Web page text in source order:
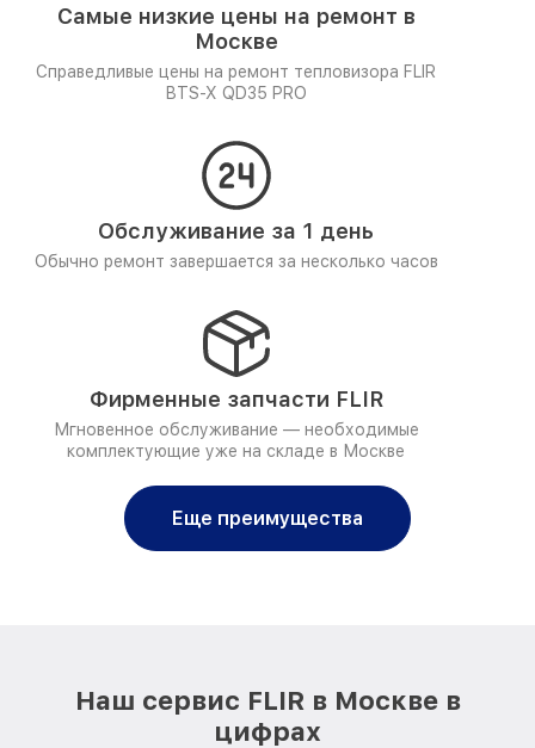
Самые низкие цены на ремонт в
Москве
Справедливые цены на ремонт тепловизора FLIR
BTS-X QD35 PRO
Обслуживание за 1 день
Обычно ремонт завершается за несколько часов
Фирменные запчасти FLIR
Мгновенное обслуживание — необходимые
комплектующие уже на складе в Москве
Еще преимущества
Наш сервис FLIR в Москве в
цифрах